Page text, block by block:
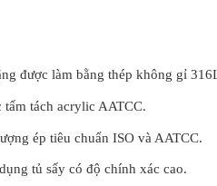
được làm bằng thép không gỉ
tấm tách acrylic AATCC.
ép tiêu chuẩn ISO và AATCC.
tủ sấy có độ chính xác cao.